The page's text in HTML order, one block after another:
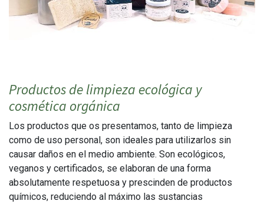
Productos de limpieza ecológica y
cosmética orgánica
Los productos que os presentamos, tanto de limpieza
como de uso personal, son ideales para utilizarlos sin
causar daños en el medio ambiente. Son ecológicos,
veganos y certificados, se elaboran de una forma
absolutamente respetuosa y prescinden de productos
químicos, reduciendo al máximo las sustancias